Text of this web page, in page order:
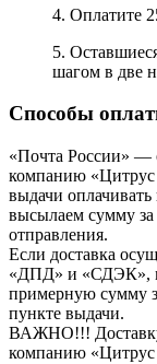
4. Оплатите
5.
шагом в две
Способы
«Почта России» —
компанию
выдачи
высылаем сумму за
отправления.
Если доставка
«ДПД» и «СДЭК»,
примерную сумму
пункте выдачи.
ВАЖНО!!! Доставку
компанию